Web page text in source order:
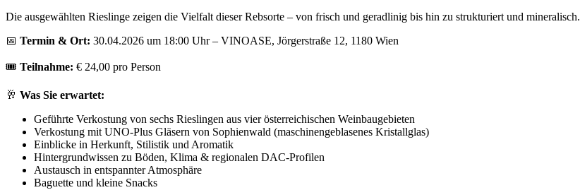
Die ausgewählten Rieslinge zeigen die Vielfalt dieser Rebsorte – von frisch und geradlinig bis hin zu strukturiert und mineralisch.
📅 Termin & Ort: 30.04.2026 um 18:00 Uhr – VINOASE, Jörgerstraße 12, 1180 Wien
🎟️ Teilnahme: € 24,00 pro Person
🥂 Was Sie erwartet:
Geführte Verkostung von sechs Rieslingen aus vier österreichischen Weinbaugebieten
Verkostung mit UNO-Plus Gläsern von Sophienwald (maschinengeblasenes Kristallglas)
Einblicke in Herkunft, Stilistik und Aromatik
Hintergrundwissen zu Böden, Klima & regionalen DAC‑Profilen
Austausch in entspannter Atmosphäre
Baguette und kleine Snacks